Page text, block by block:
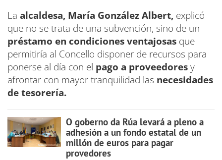
La alcaldesa, María González Albert, explicó
que no se trata de una subvención, sino de un
préstamo en condiciones ventajosas que
permitiría al Concello disponer de recursos para
ponerse al día con el pago a proveedoresy
afrontar con mayor tranquilidad las necesidades
de tesorería.
O goberno da Rúa levará a pleno a
adhesión a un fondo estatal de un
millón de euros para pagar
provedores